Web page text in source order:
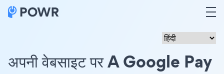
अपनी वेबसाइट पर A Google Pay